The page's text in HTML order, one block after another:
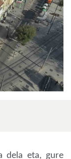
dela eta, gure